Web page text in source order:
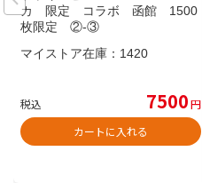
カ 限定 コラボ 函館 1500
枚限定 ②-③
マイストア在庫： 1420
税込 7500円
カートに入れる